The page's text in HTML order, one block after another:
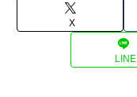
X
LINE